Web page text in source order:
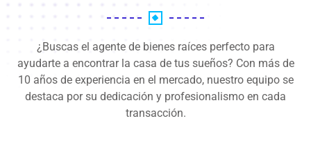
¿Buscas el agente de bienes raíces perfecto para
ayudarte a encontrar la casa de tus sueños? Con más de
10 años de experiencia en el mercado, nuestro equipo se
destaca por su dedicación y profesionalismo en cada
transacción.